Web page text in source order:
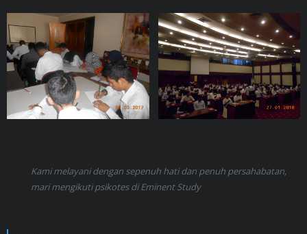
Kami melayani dengan sepenuh hati dan penuh persahabatan,
mari mengikuti psikotes di Eminent Study